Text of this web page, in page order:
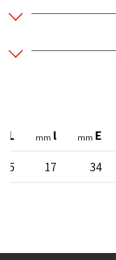
E
mm
l
mm
L
34
17